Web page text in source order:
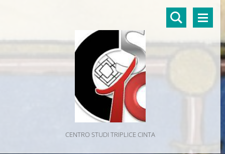
CENTRO STUDI TRIPLICE CINTA